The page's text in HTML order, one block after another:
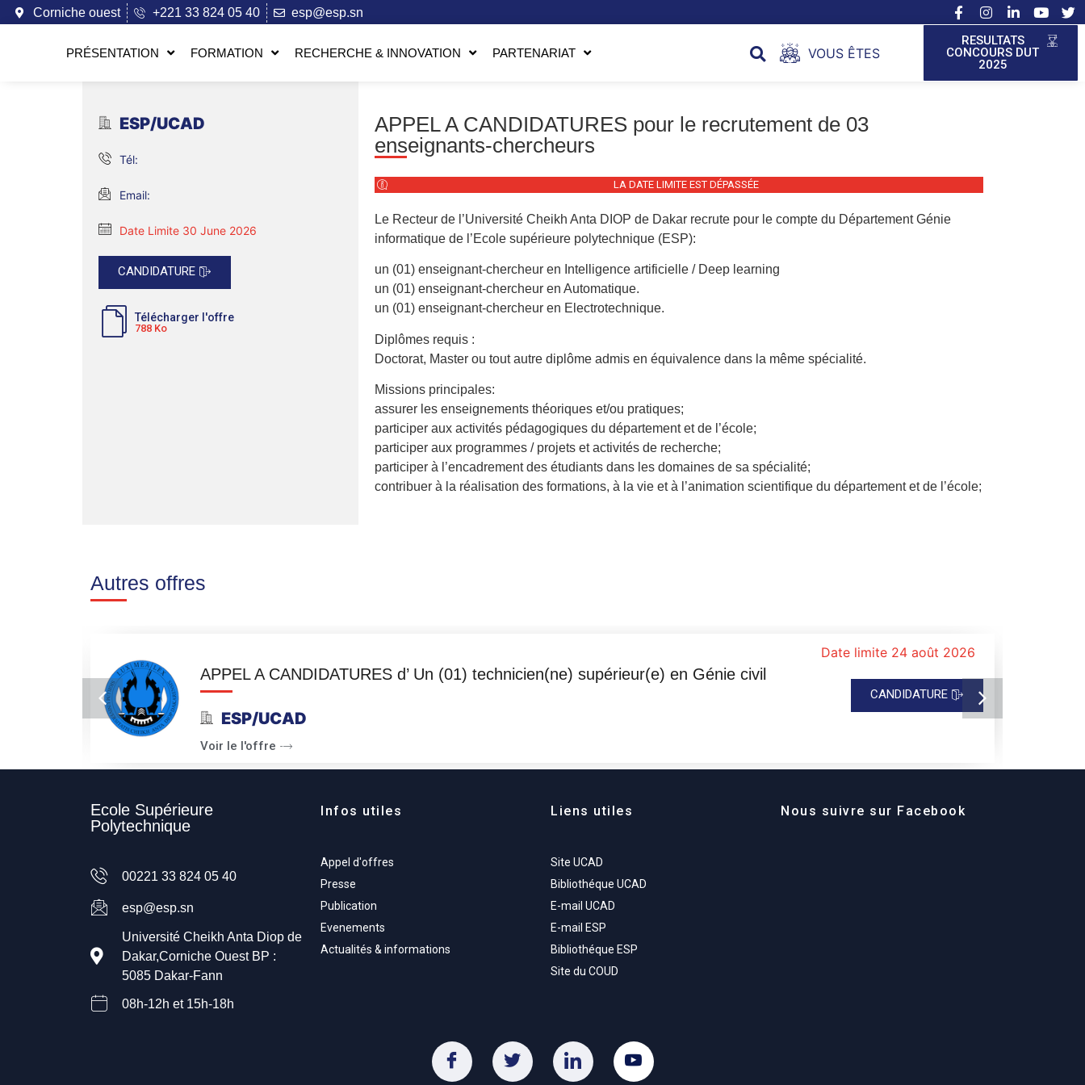
Corniche ouest +221 33 824 05 40 esp@esp.sn
PRÉSENTATION FORMATION RECHERCHE & INNOVATION PARTENARIAT VOUS ÊTES
RESULTATS
CONCOURS DUT
2025
ESP/UCAD
Tél:
Email:
Date Limite 30 June 2026
CANDIDATURE
Télécharger l'offre
788 Ko
APPEL A CANDIDATURES pour le recrutement de 03
enseignants-chercheurs
LA DATE LIMITE EST DÉPASSÉE
Le Recteur de l’Université Cheikh Anta DIOP de Dakar recrute pour le compte du Département Génie
informatique de l’Ecole supérieure polytechnique (ESP):
un (01) enseignant-chercheur en Intelligence artificielle / Deep learning
un (01) enseignant-chercheur en Automatique.
un (01) enseignant-chercheur en Electrotechnique.
Diplômes requis :
Doctorat, Master ou tout autre diplôme admis en équivalence dans la même spécialité.
Missions principales:
assurer les enseignements théoriques et/ou pratiques;
participer aux activités pédagogiques du département et de l’école;
participer aux programmes / projets et activités de recherche;
participer à l’encadrement des étudiants dans les domaines de sa spécialité;
contribuer à la réalisation des formations, à la vie et à l’animation scientifique du département et de l’école;
Autres offres
APPEL A CANDIDATURES d’ Un (01) technicien(ne) supérieur(e) en Génie civil
ESP/UCAD
Voir le l'offre
Date limite 24 août 2026
CANDIDATURE
Ecole Supérieure
Polytechnique
00221 33 824 05 40
esp@esp.sn
Université Cheikh Anta Diop de
Dakar,Corniche Ouest BP :
5085 Dakar-Fann
08h-12h et 15h-18h
Infos utiles
Appel d'offres
Presse
Publication
Evenements
Actualités & informations
Liens utiles
Site UCAD
Bibliothéque UCAD
E-mail UCAD
E-mail ESP
Bibliothéque ESP
Site du COUD
Nous suivre sur Facebook